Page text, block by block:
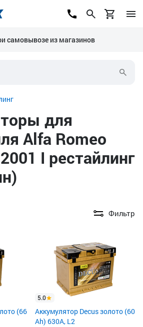
самовывозе из магазинов
для
Alfa Romeo
I рестайлинг
Фильтр
(66
5.0
Аккумулятор Decus золото (60
Ah) 630A, L2